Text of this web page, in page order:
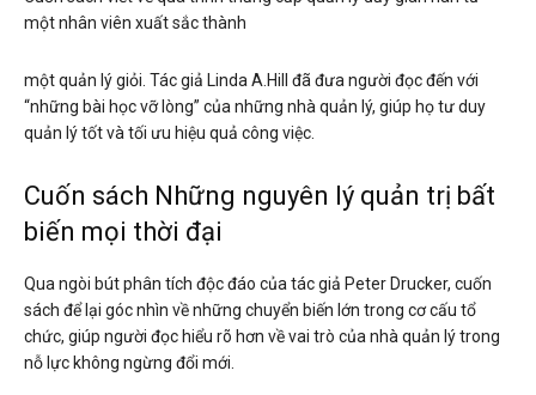
một nhân viên xuất sắc thành
một quản lý giỏi. Tác giả Linda A.Hill đã đưa người đọc đến với
“những bài học vỡ lòng” của những nhà quản lý, giúp họ tư duy
quản lý tốt và tối ưu hiệu quả công việc.
Cuốn sách Những nguyên lý quản trị bất
biến mọi thời đại
Qua ngòi bút phân tích độc đáo của tác giả Peter Drucker, cuốn
sách để lại góc nhìn về những chuyển biến lớn trong cơ cấu tổ
chức, giúp người đọc hiểu rõ hơn về vai trò của nhà quản lý trong
nỗ lực không ngừng đổi mới.